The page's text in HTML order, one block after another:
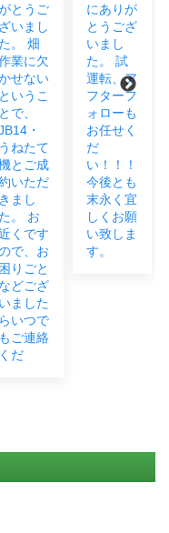
とうご
ざいまし
た。 畑
業に欠
せない
というこ
とで、
・
うねたて
とご成
いただ
きまし
た。 お
くです
で、お
困りごと
などござ
いました
らいつで
もご連絡
くだ
にありが
とうござ
いまし
た。 試
運転、ア
フターフ
ォローも
お任せく
だ
い！！！
今後とも
末永く宜
しくお願
い致しま
す。